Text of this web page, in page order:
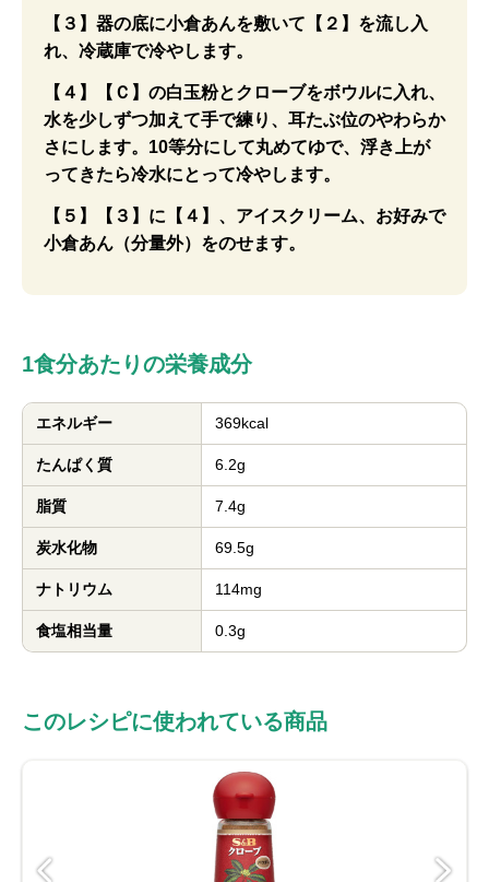
【３】器の底に小倉あんを敷いて【２】を流し入
れ、冷蔵庫で冷やします。
【４】【Ｃ】の白玉粉とクローブをボウルに入れ、
水を少しずつ加えて手で練り、耳たぶ位のやわらか
さにします。10等分にして丸めてゆで、浮き上が
ってきたら冷水にとって冷やします。
【５】【３】に【４】、アイスクリーム、お好みで
小倉あん（分量外）をのせます。
1食分あたりの栄養成分
エネルギー 369kcal
たんぱく質 6.2g
脂質 7.4g
炭水化物 69.5g
ナトリウム 114mg
食塩相当量 0.3g
このレシピに使われている商品